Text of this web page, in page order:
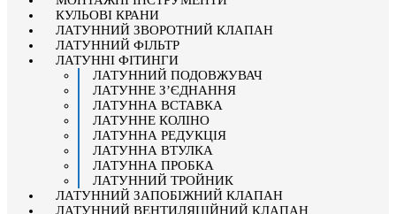
КУЛЬОВІ КРАНИ
ЛАТУННИЙ ЗВОРОТНИЙ КЛАПАН
ЛАТУННИЙ ФІЛЬТР
ЛАТУННІ ФІТИНГИ
ЛАТУННИЙ ПОДОВЖУВАЧ
ЛАТУННЕ З’ЄДНАННЯ
ЛАТУННА ВСТАВКА
ЛАТУННЕ КОЛІНО
ЛАТУННА РЕДУКЦІЯ
ЛАТУННА ВТУЛКА
ЛАТУННА ПРОБКА
ЛАТУННИЙ ТРОЙНИК
ЛАТУННИЙ ЗАПОБІЖНИЙ КЛАПАН
ЛАТУННИЙ ВЕНТИЛЯЦІЙНИЙ КЛАПАН